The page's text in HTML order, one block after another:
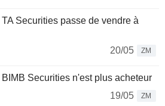
Securities passe de vendre à
20/05
ZM
Securities n'est plus acheteur
19/05
ZM